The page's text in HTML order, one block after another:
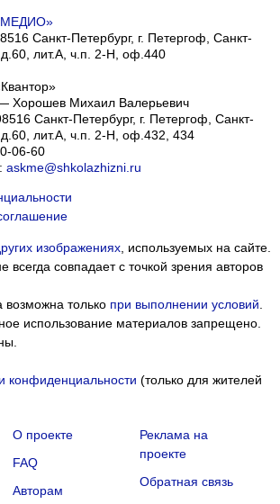
Санкт-Петербург, г. Петергоф, Санкт-
д.60, лит.А, ч.п. 2-Н, оф.440
Хорошев Михаил Валерьевич
Санкт-Петербург, г. Петергоф Санкт-
д.60, лит.А, ч.п. 2-Н, оф.432, 434
06-60
askme@shkolazhizni.ru
изображениях, используемых на сайте.
всегда совпадает с точкой зрения авторов
только при выполнении условий
использование материалов запрещено.
конфиденциальности (только для жителей
О проекте
FAQ
Авторам
Реклама на
проекте
Обратная связь